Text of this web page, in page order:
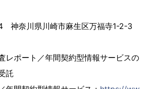
神奈川県川崎市麻生区万福寺1-2-3
レポート／年間契約型情報サービスの
託